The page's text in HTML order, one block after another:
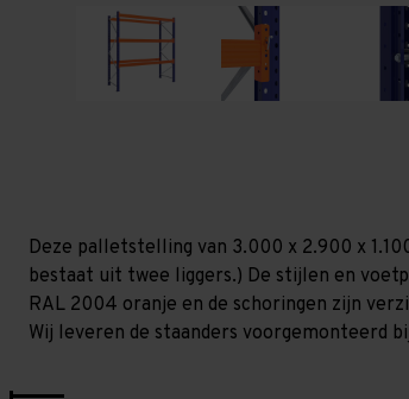
Deze palletstelling van 3.000 x 2.900 x
bestaat uit twee liggers.) De stijlen en
RAL 2004 oranje en de schoringen zijn
Wij leveren de staanders voorgemonteerd